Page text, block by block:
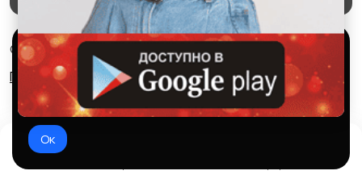
© 2026 SALEX МАРКЕТ
Правила сервиса
Конфиденциальность
Используем куки и рекомендательные
технологии
Это чтобы сайт работал лучше. Оставаясь с нами, вы
соглашаетесь на использование файлов куки.
Ок